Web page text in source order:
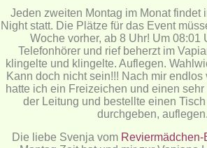
Jeden zweiten Montag im Monat findet
Night statt. Die Plätze für das Event
Woche vorher, ab 8 Uhr! Um 08:01
Telefonhörer und rief beherzt im
klingelte und klingelte. Auflegen.
Kann doch nicht sein!!! Nach mir
hatte ich ein Freizeichen und einen
der Leitung und bestellte einen
durchgeben,
Die liebe Svenja vom Reviermädchen-